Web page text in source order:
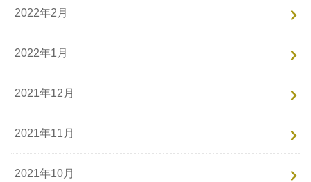
2022年2月
2022年1月
2021年12月
2021年11月
2021年10月